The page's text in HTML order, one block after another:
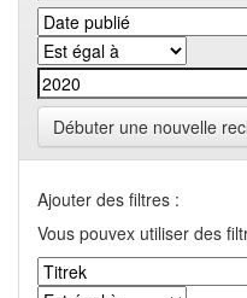
Débuter une nouvelle
Ajouter des filtres :
Vous pouvex utiliser des